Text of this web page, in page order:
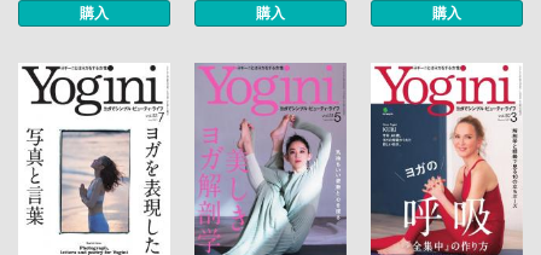
購入 購入 購入